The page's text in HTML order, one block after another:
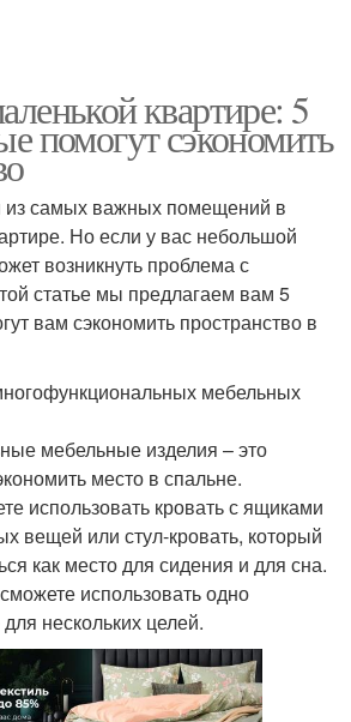
квартире: 5
помогут сэкономить
из самых важных помещений в
Но если у вас небольшой
возникнуть проблема с
статье мы предлагаем вам 5
вам сэкономить пространство в
мебельных
мебельные изделия – это
место в спальне.
использовать кровать с ящиками
вещей или стул-кровать, который
как место для сидения и для сна.
использовать одно
нескольких целей.